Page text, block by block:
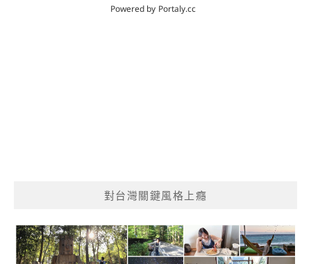
對台灣關鍵風格上癮